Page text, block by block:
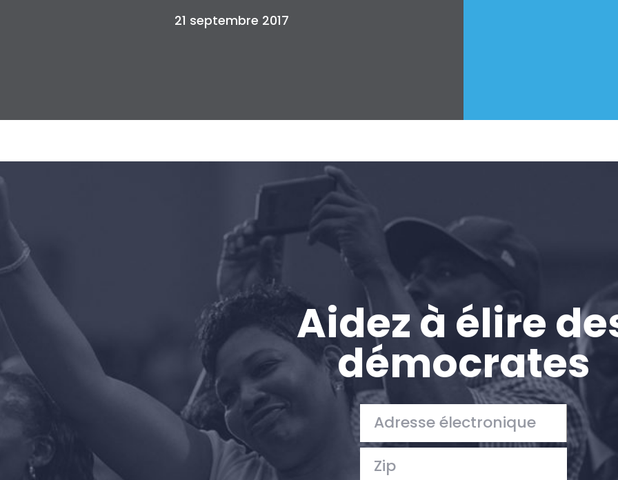
Shop
Take Back the Courts
Travailler avec nous
Action
Vote
Faire un don
21 septembre 2017
Aidez à élire
démocrates